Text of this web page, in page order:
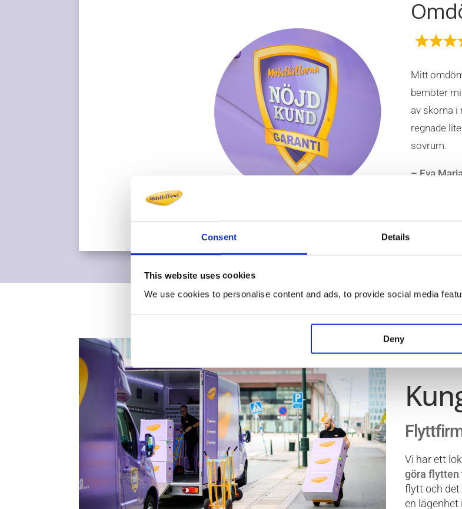
Consent Details
This website uses cookies
We use cookies to personalise content and ads, to provide social media
Deny
Mitt
bemöter
av skorna i
regnade
sovrum.
– Eva
Vi har ett
göra
flytt och det
en lägenhet